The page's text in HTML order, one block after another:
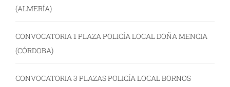
(ALMERÍA)
CONVOCATORIA 1 PLAZA POLICÍA LOCAL DOÑA MENCIA
(CÓRDOBA)
CONVOCATORIA 3 PLAZAS POLICÍA LOCAL BORNOS